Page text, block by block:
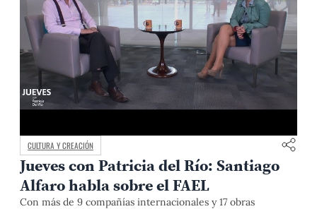
CULTURA Y CREACIÓN
Jueves con Patricia del Río: Santiago
Alfaro habla sobre el FAEL
Con más de 9 compañías internacionales y 17 obras